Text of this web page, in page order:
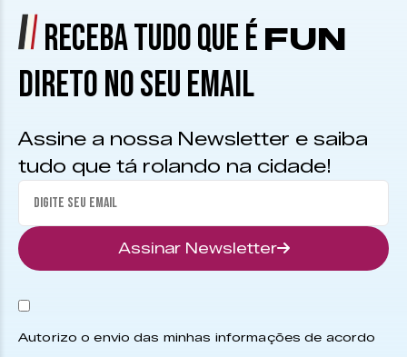
RECEBA TUDO QUE É FUN
DIRETO NO SEU EMAIL
Assine a nossa Newsletter e saiba
tudo que tá rolando na cidade!
Assinar Newsletter
Autorizo o envio das minhas informações de acordo